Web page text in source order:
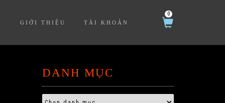
GIỚI THIỆU TÀI KHOẢN
0
DANH MỤC